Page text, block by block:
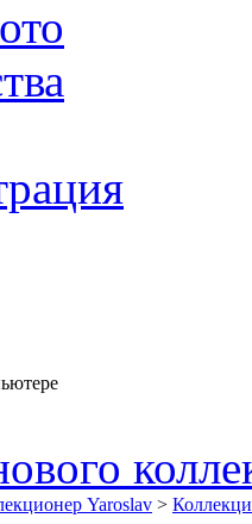
Yaroslav >